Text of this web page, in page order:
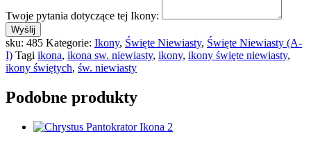
Twoje pytania dotyczące tej Ikony:
Wyślij
sku: 485 Kategorie: Ikony, Święte Niewiasty, Święte Niewiasty (A-
I) Tagi ikona, ikona sw. niewiasty, ikony, ikony święte niewiasty,
ikony świętych, św. niewiasty
Podobne produkty